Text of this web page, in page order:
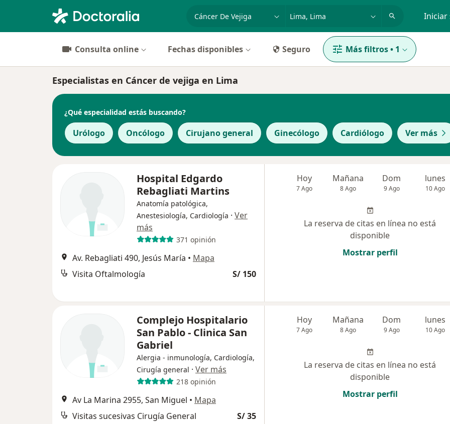
especialidad, enfermedad o nombre Iniciar
Consulta online Fechas disponibles Seguro Más filtros• 1
Especialistas en Cáncer de vejiga en Lima
¿Qué especialidad estás buscando?
Urólogo Oncólogo Cirujano general Ginecólogo Cardiólogo Ver más
Hospital Edgardo
Rebagliati Martins
Anatomía patológica,
Anestesiología, Cardiología · Ver
más
371 opinión
Av. Rebagliati 490, Jesús María • Mapa
Visita Oftalmología
S/ 150
Hoy
7 Ago
Mañana
8 Ago
Dom
9 Ago
lunes
10 Ago
La reserva de citas en línea no está
disponible
Mostrar perfil
Complejo Hospitalario
San Pablo - Clinica San
Gabriel
Alergia - inmunología, Cardiología,
Cirugía general · Ver más
218 opinión
Av La Marina 2955, San Miguel • Mapa
Visitas sucesivas Cirugía General
S/ 35
Hoy
7 Ago
Mañana
8 Ago
Dom
9 Ago
lunes
10 Ago
La reserva de citas en línea no está
disponible
Mostrar perfil